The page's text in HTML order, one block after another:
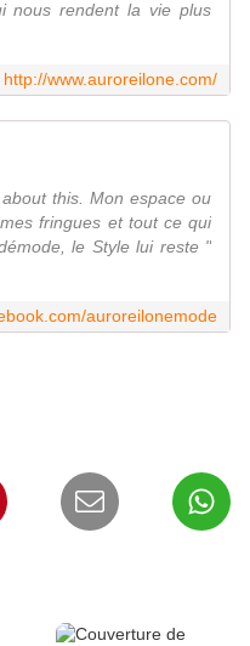
nous rendent la vie plus
http://www.auroreilone.com/
this. Mon espace ou
fringues et tout ce qui
le Style lui reste "
auroreilonemode